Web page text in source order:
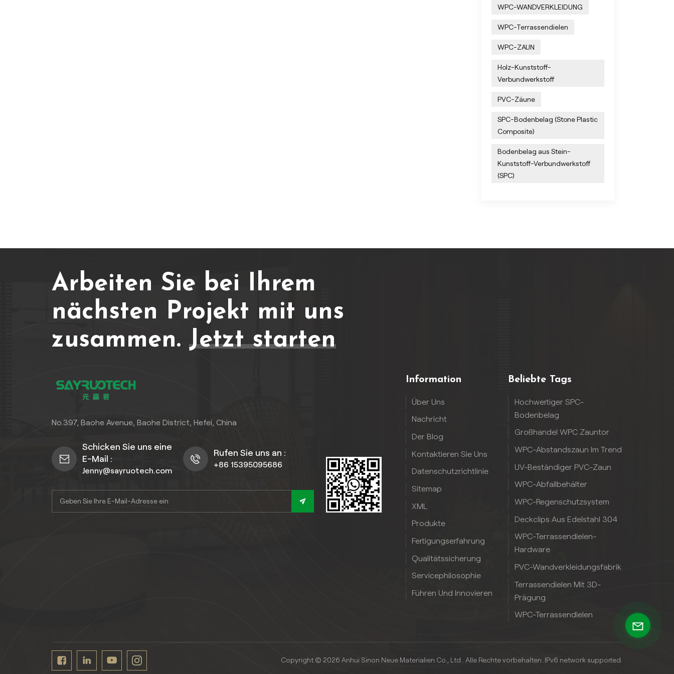
WPC-WANDVERKLEIDUNG
WPC-Terrassendielen
WPC-ZAUN
Holz-Kunststoff-
Verbundwerkstoff
PVC-Zäune
SPC-Bodenbelag (Stone Plastic
Composite)
Bodenbelag aus Stein-
Kunststoff-Verbundwerkstoff
(SPC)
Arbeiten Sie bei Ihrem
nächsten Projekt mit uns
zusammen.Jetzt starten
No.397, Baohe Avenue, Baohe District, Hefei, China
Schicken Sie uns eine
E-Mail :
Jenny@sayruotech.com
Rufen Sie uns an :
+86 15395095686
Information
Über Uns
Nachricht
Der Blog
Kontaktieren Sie Uns
Datenschutzrichtlinie
Sitemap
XML
Produkte
Fertigungserfahrung
Qualitätssicherung
Servicephilosophie
Führen Und Innovieren
Beliebte Tags
Hochwertiger SPC-
Bodenbelag
Großhandel WPC Zauntor
WPC-Abstandszaun Im Trend
UV-Beständiger PVC-Zaun
WPC-Abfallbehälter
WPC-Regenschutzsystem
Deckclips Aus Edelstahl 304
WPC-Terrassendielen-
Hardware
PVC-Wandverkleidungsfabrik
Terrassendielen Mit 3D-
Prägung
WPC-Terrassendielen
Copyright © 2026 Anhui Sinon Neue Materialien Co., Ltd.. Alle Rechte vorbehalten . IPv6 network supported.